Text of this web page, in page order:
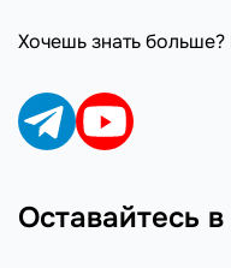
Хочешь знать
Оставайтесь